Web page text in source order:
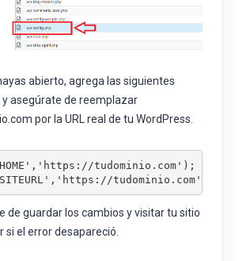
abierto, agrega las siguientes
y asegúrate de reemplazar
por la URL real de tu WordPress.
tudominio.com');
tudominio.com');
de guardar los cambios y visitar tu sitio
si el error desapareció.